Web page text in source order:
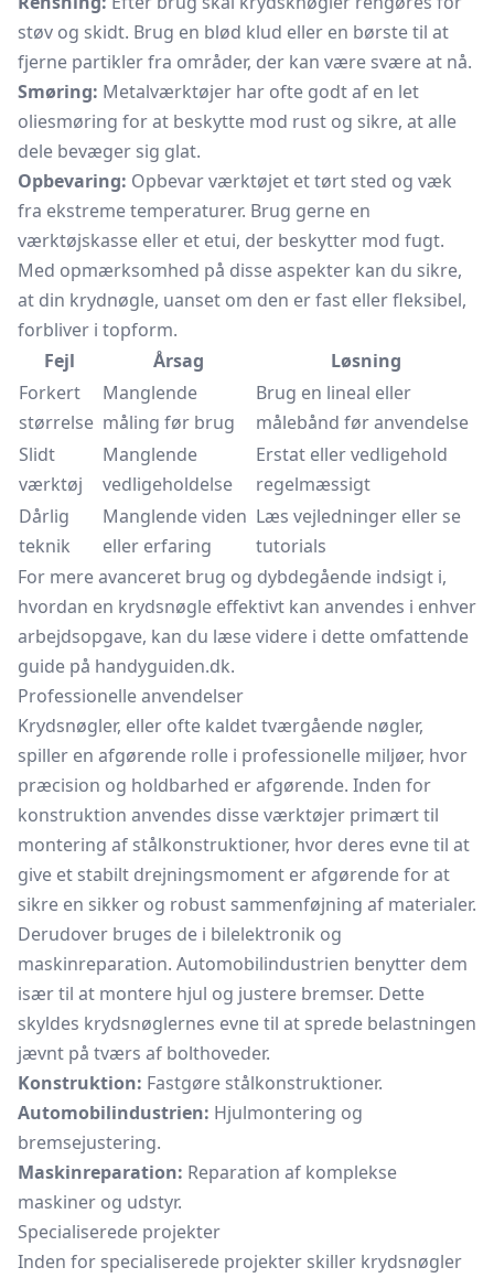
støv og skidt. Brug en blød klud eller en børste til at
fjerne partikler fra områder, der kan være svære at nå.
Smøring: Metalværktøjer har ofte godt af en let
oliesmøring for at beskytte mod rust og sikre, at alle
dele bevæger sig glat.
Opbevaring: Opbevar værktøjet et tørt sted og væk
fra ekstreme temperaturer. Brug gerne en
værktøjskasse eller et etui, der beskytter mod fugt.
Med opmærksomhed på disse aspekter kan du sikre,
at din krydnøgle, uanset om den er fast eller fleksibel,
forbliver i topform.
Fejl
Årsag
Løsning
Forkert
størrelse
Manglende
måling før brug
Brug en lineal eller
målebånd før anvendelse
Slidt
værktøj
Manglende
vedligeholdelse
Erstat eller vedligehold
regelmæssigt
Dårlig
teknik
Manglende viden
eller erfaring
Læs vejledninger eller se
tutorials
For mere avanceret brug og dybdegående indsigt i,
hvordan en krydsnøgle effektivt kan anvendes i enhver
arbejdsopgave, kan du læse videre i dette omfattende
guide på handyguiden.dk.
Professionelle anvendelser
Krydsnøgler, eller ofte kaldet tværgående nøgler,
spiller en afgørende rolle i professionelle miljøer, hvor
præcision og holdbarhed er afgørende. Inden for
konstruktion anvendes disse værktøjer primært til
montering af stålkonstruktioner, hvor deres evne til at
give et stabilt drejningsmoment er afgørende for at
sikre en sikker og robust sammenføjning af materialer.
Derudover bruges de i bilelektronik og
maskinreparation. Automobilindustrien benytter dem
især til at montere hjul og justere bremser. Dette
skyldes krydsnøglernes evne til at sprede belastningen
jævnt på tværs af bolthoveder.
Konstruktion: Fastgøre stålkonstruktioner.
Automobilindustrien: Hjulmontering og
bremsejustering.
Maskinreparation: Reparation af komplekse
maskiner og udstyr.
Specialiserede projekter
Inden for specialiserede projekter skiller krydsnøgler